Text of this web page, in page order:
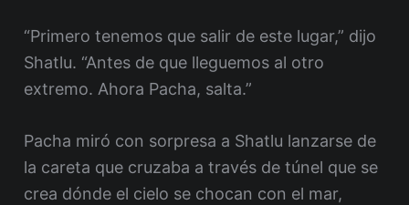
“Primero tenemos que salir de este lugar,” dijo
Shatlu. “Antes de que lleguemos al otro
extremo. Ahora Pacha, salta.”
Pacha miró con sorpresa a Shatlu lanzarse de
la careta que cruzaba a través de túnel que se
crea dónde el cielo se chocan con el mar,